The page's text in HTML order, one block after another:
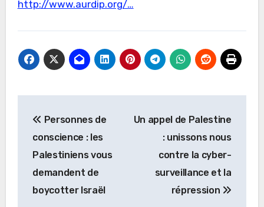
http://www.aurdip.org/…
de
l’article
Personnes de
conscience : les
Palestiniens vous
demandent de
boycotter Israël
Un appel de Palestine
: unissons nous
contre la cyber-
surveillance et la
répression